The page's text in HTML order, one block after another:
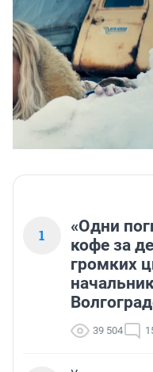
1
«Одни
кофе за
громких
39 504